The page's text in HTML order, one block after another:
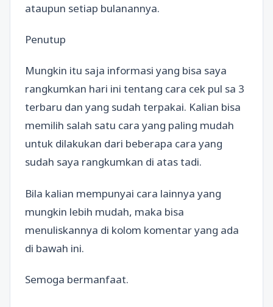
ataupun setiap bulanannya.
Penutup
Mungkin itu saja informasi yang bisa saya
rangkumkan hari ini tentang cara cek pul sa 3
terbaru dan yang sudah terpakai. Kalian bisa
memilih salah satu cara yang paling mudah
untuk dilakukan dari beberapa cara yang
sudah saya rangkumkan di atas tadi.
Bila kalian mempunyai cara lainnya yang
mungkin lebih mudah, maka bisa
menuliskannya di kolom komentar yang ada
di bawah ini.
Semoga bermanfaat.